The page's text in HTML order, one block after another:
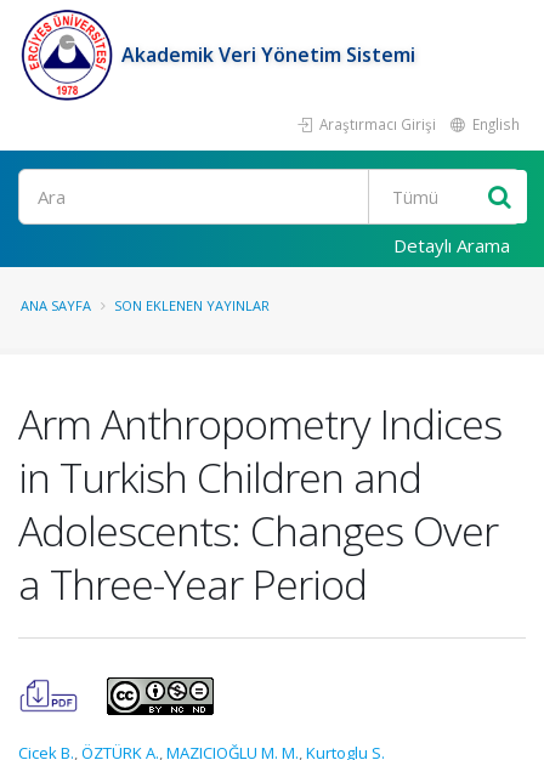
Akademik Veri Yönetim Sistemi
Araştırmacı Girişi English
Ara
Detaylı Arama
ANA SAYFA SON EKLENEN YAYINLAR
Arm Anthropometry Indices
in Turkish Children and
Adolescents: Changes Over
a Three-Year Period
Cicek B.,ÖZTÜRK A.,MAZICIOĞLU M. M.,Kurtoglu S.